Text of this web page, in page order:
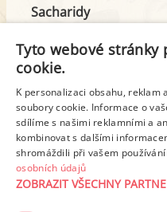
Sacharidy
Tuk
z toho nas. mastné
Tyto webové stránky
cookie.
K personalizaci obsahu, reklam
soubory cookie. Informace o
sdílíme s našimi reklamními a
kombinovat s dalšími
shromáždili při vašem
osobních údajů
ZOBRAZIT VŠECHNY